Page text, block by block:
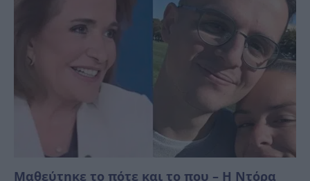
Μαθεύτηκε το πότε και το που – Η Ντόρα